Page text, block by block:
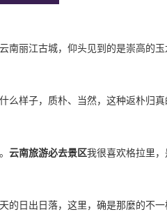
南丽江古城，仰头见到的是崇高的
么样子，质朴、当然，这种返朴归
云南旅游必去景区我很喜欢格拉里
日出日落，这里，确是那麼的不